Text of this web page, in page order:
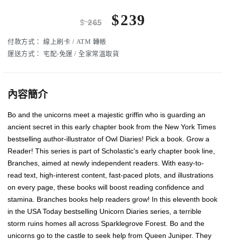
$265 $239
付款方式： 線上刷卡 / ATM 轉帳
運送方式：
宅配-免運 / 全家常溫取貨
內容簡介
Bo and the unicorns meet a majestic griffin who is guarding an
ancient secret in this early chapter book from the New York Times
bestselling author-illustrator of Owl Diaries! Pick a book. Grow a
Reader! This series is part of Scholastic's early chapter book line,
Branches, aimed at newly independent readers. With easy-to-
read text, high-interest content, fast-paced plots, and illustrations
on every page, these books will boost reading confidence and
stamina. Branches books help readers grow! In this eleventh book
in the USA Today bestselling Unicorn Diaries series, a terrible
storm ruins homes all across Sparklegrove Forest. Bo and the
unicorns go to the castle to seek help from Queen Juniper. They